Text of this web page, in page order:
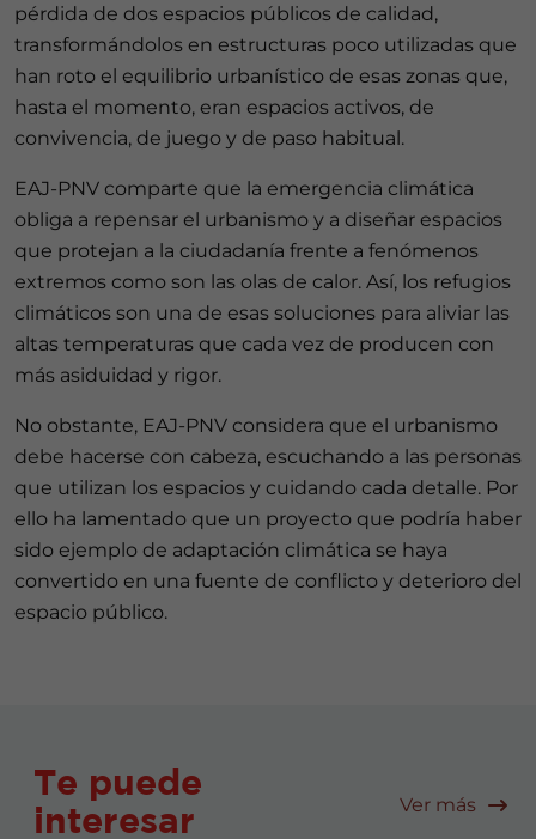
pérdida de dos espacios públicos de calidad,
transformándolos en estructuras poco utilizadas que
han roto el equilibrio urbanístico de esas zonas que,
hasta el momento, eran espacios activos, de
convivencia, de juego y de paso habitual.
EAJ-PNV comparte que la emergencia climática
obliga a repensar el urbanismo y a diseñar espacios
que protejan a la ciudadanía frente a fenómenos
extremos como son las olas de calor. Así, los refugios
climáticos son una de esas soluciones para aliviar las
altas temperaturas que cada vez de producen con
más asiduidad y rigor.
No obstante, EAJ-PNV considera que el urbanismo
debe hacerse con cabeza, escuchando a las personas
que utilizan los espacios y cuidando cada detalle. Por
ello ha lamentado que un proyecto que podría haber
sido ejemplo de adaptación climática se haya
convertido en una fuente de conflicto y deterioro del
espacio público.
Te puede
interesar
Ver más